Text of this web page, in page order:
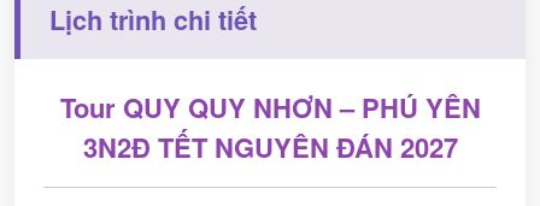
Lịch trình chi tiết
Tour QUY QUY NHƠN – PHÚ YÊN
3N2Đ TẾT NGUYÊN ĐÁN 2027